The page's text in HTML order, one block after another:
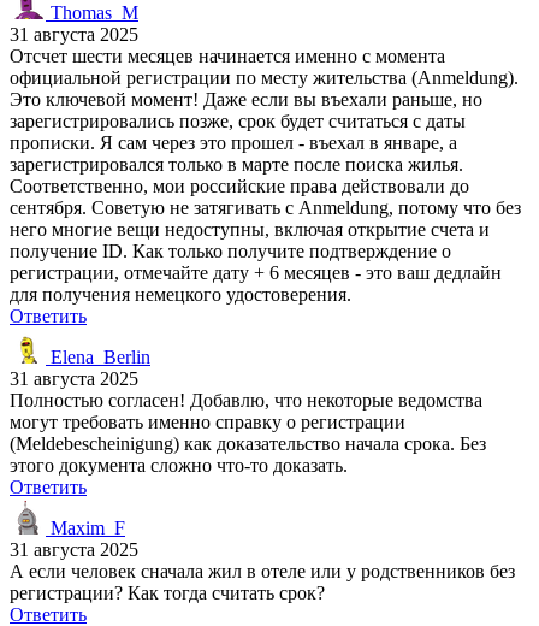
Thomas_M
31 августа 2025
Отсчет шести месяцев начинается именно с момента
официальной регистрации по месту жительства (Anmeldung).
Это ключевой момент! Даже если вы въехали раньше, но
зарегистрировались позже, срок будет считаться с даты
прописки. Я сам через это прошел - въехал в январе, а
зарегистрировался только в марте после поиска жилья.
Соответственно, мои российские права действовали до
сентября. Советую не затягивать с Anmeldung, потому что без
него многие вещи недоступны, включая открытие счета и
получение ID. Как только получите подтверждение о
регистрации, отмечайте дату + 6 месяцев - это ваш дедлайн
для получения немецкого удостоверения.
Ответить
Elena_Berlin
31 августа 2025
Полностью согласен! Добавлю, что некоторые ведомства
могут требовать именно справку о регистрации
(Meldebescheinigung) как доказательство начала срока. Без
этого документа сложно что-то доказать.
Ответить
Maxim_F
31 августа 2025
А если человек сначала жил в отеле или у родственников без
регистрации? Как тогда считать срок?
Ответить